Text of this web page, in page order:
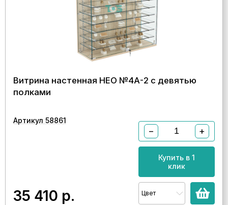
Витрина настенная НЕО №4А-2 с девятью
полками
Артикул 58861
35 410 р.
− +
Купить в 1
клик
Цвет